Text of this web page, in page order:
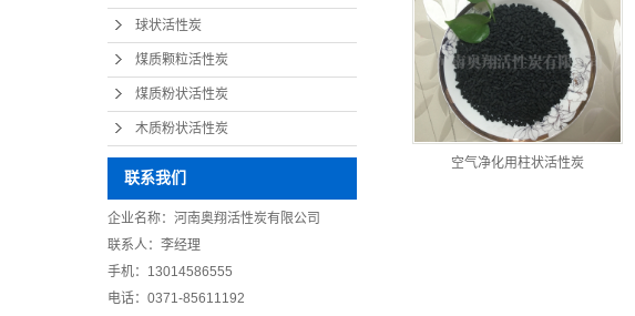
球状活性炭
煤质颗粒活性炭
煤质粉状活性炭
木质粉状活性炭
联系我们
企业名称：河南奥翔活性炭有限公司
联系人：李经理
手机：13014586555
电话：0371-85611192
空气净化用柱状活性炭